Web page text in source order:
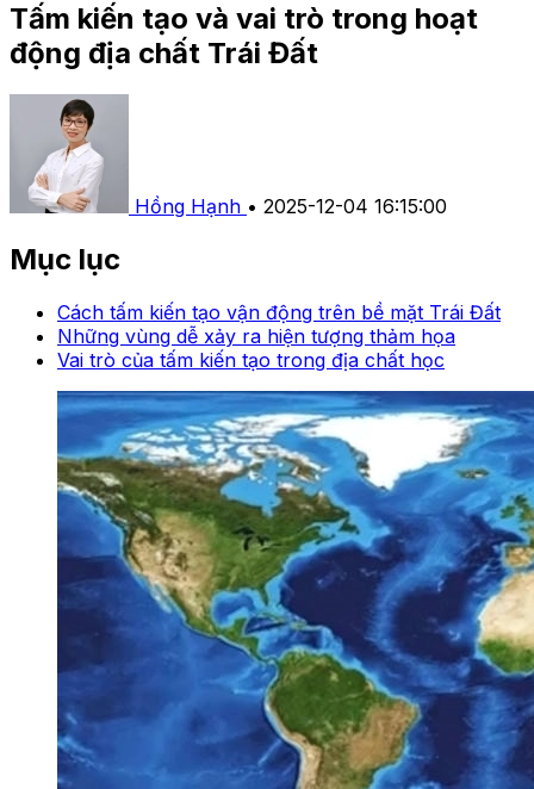
Tấm kiến tạo và vai trò trong hoạt
động địa chất Trái Đất
Hồng Hạnh • 2025-12-04 16:15:00
Mục lục
Cách tấm kiến tạo vận động trên bề mặt Trái Đất
Những vùng dễ xảy ra hiện tượng thảm họa
Vai trò của tấm kiến tạo trong địa chất học